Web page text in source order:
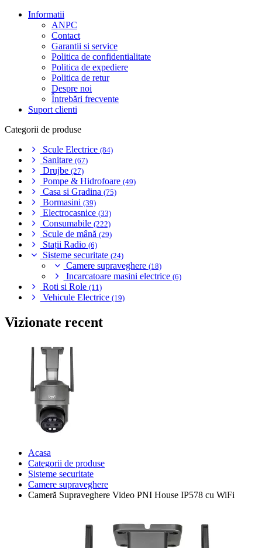
Informatii
ANPC
Contact
Garantii si service
Politica de confidentialitate
Politica de expediere
Politica de retur
Despre noi
Întrebări frecvente
Suport clienti
Categorii de produse
Scule Electrice (84)
Sanitare (67)
Drujbe (27)
Pompe & Hidrofoare (49)
Casa si Gradina (75)
Bormasini (39)
Electrocasnice (33)
Consumabile (222)
Scule de mână (29)
Stații Radio (6)
Sisteme securitate (24)
Camere supraveghere (18)
Incarcatoare masini electrice (6)
Roti si Role (11)
Vehicule Electrice (19)
Vizionate recent
Acasa
Categorii de produse
Sisteme securitate
Camere supraveghere
Cameră Supraveghere Video PNI House IP578 cu WiFi